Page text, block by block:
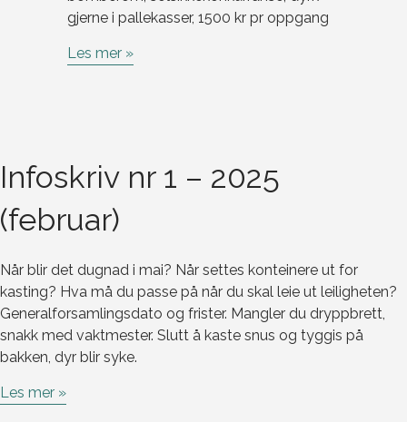
gjerne i pallekasser, 1500 kr pr oppgang
Les mer »
Infoskriv nr 1 – 2025
(februar)
Når blir det dugnad i mai? Når settes konteinere ut for
kasting? Hva må du passe på når du skal leie ut leiligheten?
Generalforsamlingsdato og frister. Mangler du dryppbrett,
snakk med vaktmester. Slutt å kaste snus og tyggis på
bakken, dyr blir syke.
Les mer »